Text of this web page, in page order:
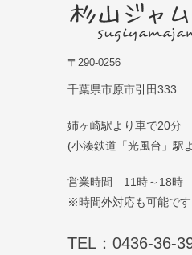
〒290-0256
千葉県市原市引田333
姉ヶ崎駅より車で20分
(小湊鉄道「光風台」駅
営業時間 11時～18時
※時間外対応も可能です
TEL：0436-36-